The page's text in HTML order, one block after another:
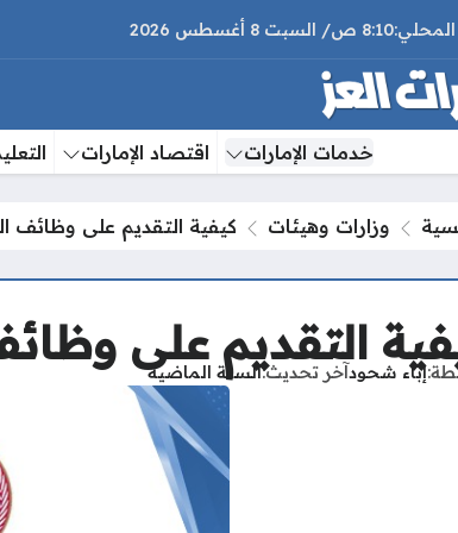
8:10 ص السبت 8 أغسطس 2026
خدمات الإمارات اقتصاد الإمارات
وزارات وهيئات كيفية التقديم على وظائف
التقديم على
إباء شحودآخر تحديثالسنة الماضية